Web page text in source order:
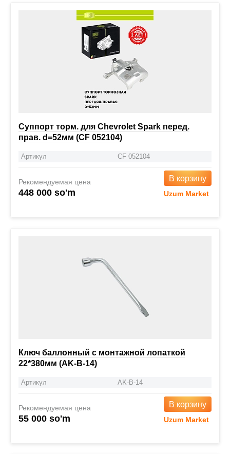
Суппорт торм. для Chevrolet Spark перед.
прав. d=52мм (CF 052104)
Артикул CF 052104
Рекомендуемая цена
448 000 so'm
В корзину
Uzum Market
Ключ баллонный с монтажной лопаткой
22*380мм (AK-B-14)
Артикул AK-B-14
Рекомендуемая цена
55 000 so'm
В корзину
Uzum Market